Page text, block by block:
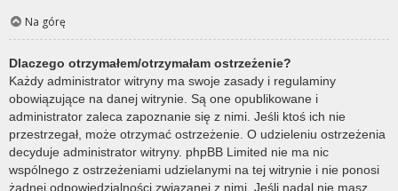
Na górę
Dlaczego otrzymałem/otrzymałam ostrzeżenie?
Każdy administrator witryny ma swoje zasady i regulaminy
obowiązujące na danej witrynie. Są one opublikowane i
administrator zaleca zapoznanie się z nimi. Jeśli ktoś ich nie
przestrzegał, może otrzymać ostrzeżenie. O udzieleniu ostrzeżenia
decyduje administrator witryny. phpBB Limited nie ma nic
wspólnego z ostrzeżeniami udzielanymi na tej witrynie i nie ponosi
żadnej odpowiedzialności związanej z nimi. Jeśli nadal nie masz